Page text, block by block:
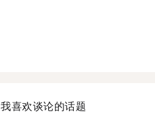
我喜欢谈论的话题